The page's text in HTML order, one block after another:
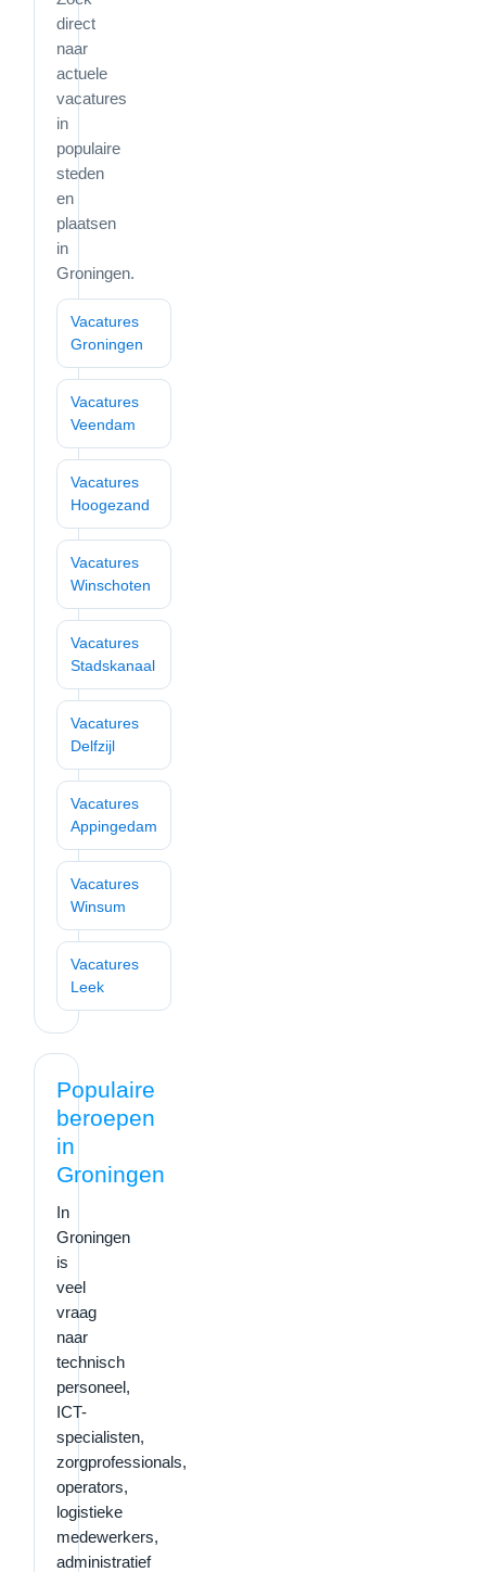
direct
naar
actuele
vacatures
in
populaire
steden
en
plaatsen
in
Groningen.
Vacatures
Groningen
Vacatures
Veendam
Vacatures
Hoogezand
Vacatures
Winschoten
Vacatures
Stadskanaal
Vacatures
Delfzijl
Vacatures
Appingedam
Vacatures
Winsum
Vacatures
Leek
Populaire
beroepen
in
Groningen
In
Groningen
is
veel
vraag
naar
technisch
personeel,
ICT-
specialisten,
zorgprofessionals,
operators,
logistieke
medewerkers,
administratief